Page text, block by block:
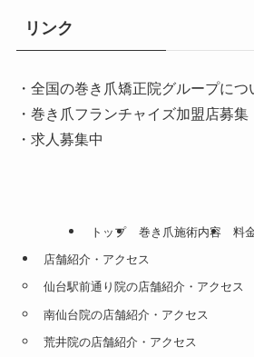
リンク
・全国の巻き爪矯正院グループにつ
・巻き爪フランチャイズ加盟店募集
・求人募集中
トップ 巻き爪施術内容 料
店舗紹介・アクセス
仙台駅前通り院の店舗紹介・アクセス
南仙台院の店舗紹介・アクセス
荒井院の店舗紹介・アクセス